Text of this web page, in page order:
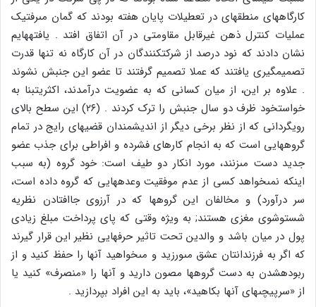
کارگاه‏هاى منطقه‏اى در تعطیلات پایان هفته بودند که گمان مى‏رفت‏یک
عملیات کنترل ذهن غیرقابل مقاومتى در آن اتفاق افتد . یافته‏هایم
نشان دادند که نود درصد از شرکت‏کنندگان در آن کارگاه نه تنها قدرت
تصمیم‏گیرى یافتند که عملا تصمیم گرفتند تا عضو این جنبش نشوند
. علاوه بر این، از میان کسانى که به عضویت درآمدند، اکثریت‏بنا به
خواست‏خود ظرف دو سال جنبش را ترک کردند . (۲۶) این سطح بالاى
رویگردانى که از نظر برخى دیگر از اندیشمندان قضیه‏اى رایج در تمام
گروه‏هایى است که به انجام کارهاى فشرده و افراطى براى جذب عضو
جدید دست مى‏زنند، مورد انکار دو طیف است: خود گروه (به سبب
این‏که نمى‏خواهد کسى از عدم موفقیت وعده‏هایى که گروه داده است،
سر درآورد) و مخالفان این گروه‏ها که در آرزوى جاافتادن نظریه
شست‏وشوى مغزى هستند; به ویژه وقتى که پاى پرداخت مبلغ زیادى
پول در میان باشد و والدین تحت تاثیر حرف‏هایى نظیر این قرار گیرند
که اگر به فرزندان‏تان عشق مى‏ورزید و مى‏خواهید آن‏ها را حفظ کنید و از
ربوده‏شدن به دست گروه‏ها مصون دارید و آن‏ها را «منصرف‏» کنید یا
از «سرپیچى‏هاى آن‏ها بکاهید»، باید به این افراد بپردازید .